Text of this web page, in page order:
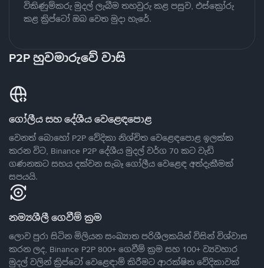
විකිණුම්කරු මුදල් ලැබීම තහවුරු කළ පසුව, එස්ක්‍රෝරු
කළ ක්‍රිප්ටෝ ඔබ වෙත මුදා හැරේ.
P2P හුවමාරුවේ වාසි
ගෝලීය සහ දේශීය වෙළෙඳපොළ
වෙනත් බොහෝ P2P වේදිකා නිශ්චිත වෙළෙඳපොළ ඉලක්ක
කරන විට, Binance P2P දේශීය මුදල් වර්ග 70 කට වැඩි
ගණනකට සහය දක්වන සැබෑ ගෝලීය වෙළෙඳ අත්දැකීමක්
සපයයි.
නම්‍යශීලී ගෙවීම් ක්‍රම
ලොව පුරා සිටින මිලියන සංඛ්‍යාත පරිශීලකයින් විසින් විශ්වාස
කරන ලද, Binance P2P 800+ ගෙවීම් ක්‍රම සහ 100+ ව්‍යවහාර
මුදල් වලින් ක්‍රිප්ටෝ වෙළෙඳාම් කිරීමට ආරක්ෂිත වේදිකාවක්